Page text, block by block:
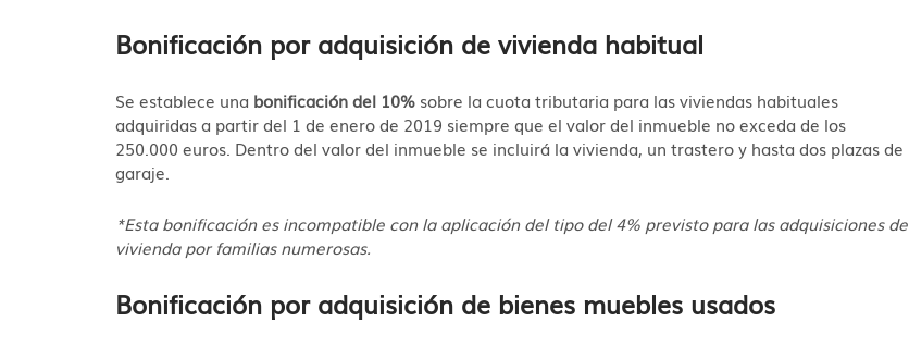
Bonificación por adquisición de vivienda habitual
Se establece una bonificación del 10% sobre la cuota tributaria para las viviendas habituales
adquiridas a partir del 1 de enero de 2019 siempre que el valor del inmueble no exceda de los
250.000 euros. Dentro del valor del inmueble se incluirá la vivienda, un trastero y hasta dos plazas de
garaje.
*Esta bonificación es incompatible con la aplicación del tipo del 4% previsto para las adquisiciones de
vivienda por familias numerosas.
Bonificación por adquisición de bienes muebles usados